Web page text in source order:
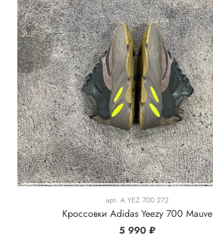
арт. A YEZ 700 272
Кроссовки Adidas Yeezy 700 Mauve
5 990 ₽